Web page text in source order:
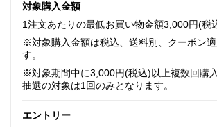
対象購入金額
1注文あたりの最低お買い物金額3,000円(税
※対象購入金額は税込、送料別、クーポン
す。
※対象期間中に3,000円(税込)以上複数回購
抽選の対象は1回のみとなります。
エントリー